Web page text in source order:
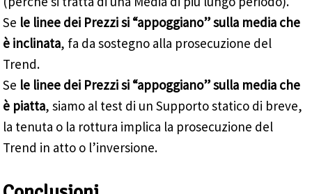
Se le linee dei Prezzi si “appoggiano” sulla media che
è inclinata, fa da sostegno alla prosecuzione del
Trend.
Se le linee dei Prezzi si “appoggiano” sulla media che
è piatta, siamo al test di un Supporto statico di breve,
la tenuta o la rottura implica la prosecuzione del
Trend in atto o l’inversione.